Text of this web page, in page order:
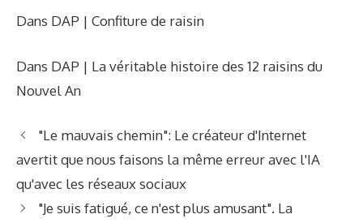
Dans DAP | Confiture de raisin
Dans DAP | La véritable histoire des 12 raisins du
Nouvel An
"Le mauvais chemin": Le créateur d'Internet
avertit que nous faisons la même erreur avec l'IA
qu'avec les réseaux sociaux
"Je suis fatigué, ce n'est plus amusant". La